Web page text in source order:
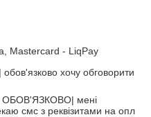
Mastercard - LiqPay
хочу обговорити
ОБОВ'ЯЗКОВО| мені
смс з реквізитами на опл